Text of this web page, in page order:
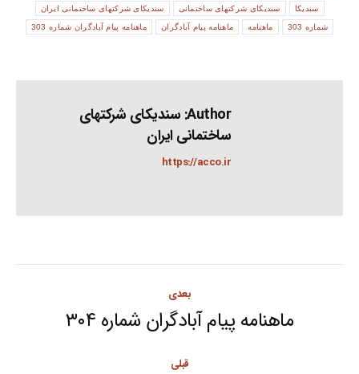
سندیکا سندیکای شرکتهای ساختمانی سندیکای شرکتهای ساختمانی ایران
شماره 303 ماهنامه ماهنامه پیام آبادگران ماهنامه پیام آبادگران شماره 303
Author: سندیکای شرکتهای
ساختمانی ایران
https://acco.ir
navigation
قبلی
بعدی
Next
ماهنامه پیام آبادگران شماره ۳۰۴